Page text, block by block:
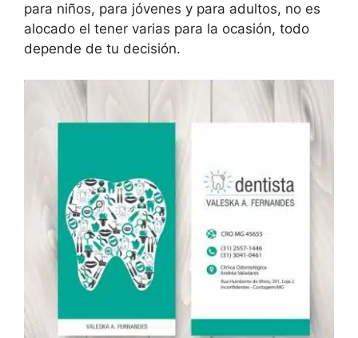
para niños, para jóvenes y para adultos, no es
alocado el tener varias para la ocasión, todo
depende de tu decisión.